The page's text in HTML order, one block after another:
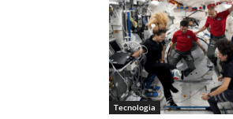
Tecnologia